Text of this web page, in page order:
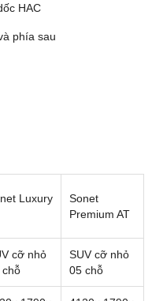
HAC
phía sau
Luxury
Sonet
Premium AT
cỡ nhỏ
chỗ
SUV cỡ nhỏ
05 chỗ